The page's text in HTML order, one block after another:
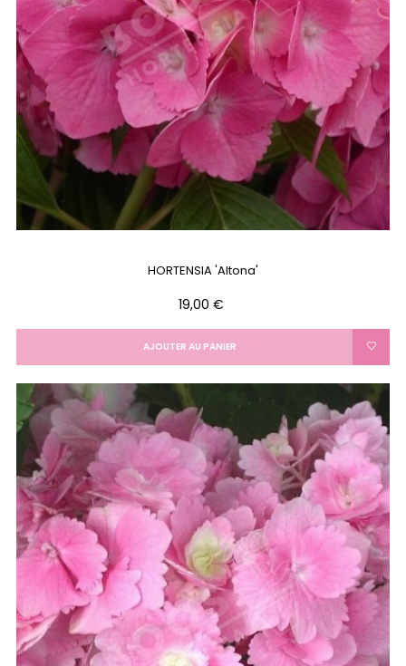
HORTENSIA 'Altona'
Prix
19,00 €
AJOUTER AU PANIER